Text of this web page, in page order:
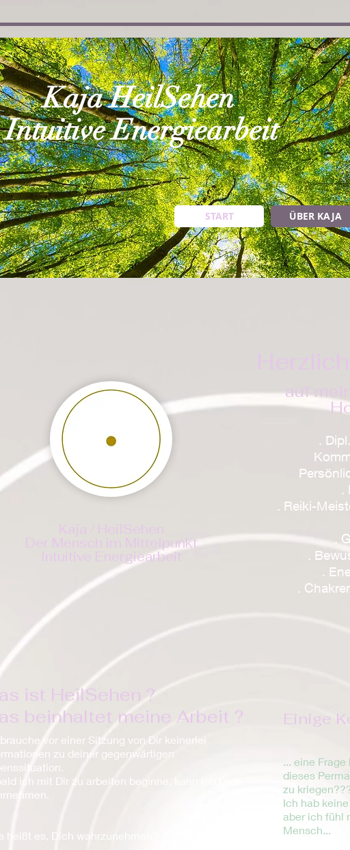
Kaja HeilSehen
Intuitive Energiearbeit
START ÜBER KAJA
Kaja / HeilSehen
Der Mensch im Mittelpunkt
Intuitive Energiearbeit
auf
.
.
. Reiki-
.
.
.
.
ist HeilSehen ?
beinhaltet meine Arbeit ?
Einige
... eine
dieses
zu
Ich hab
aber ich fühl
Mensch...
brauche vor einer Sitzung von Dir keinerlei
zu deiner gegenwärtigen
ich mit Dir zu arbeiten beginne, kann ich Dich
heißt es, Dich wahrzunehmen?